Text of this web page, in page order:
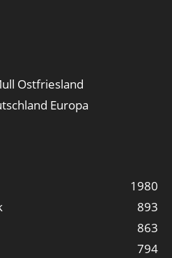
Ostfriesland
Europa
1980
893
863
794